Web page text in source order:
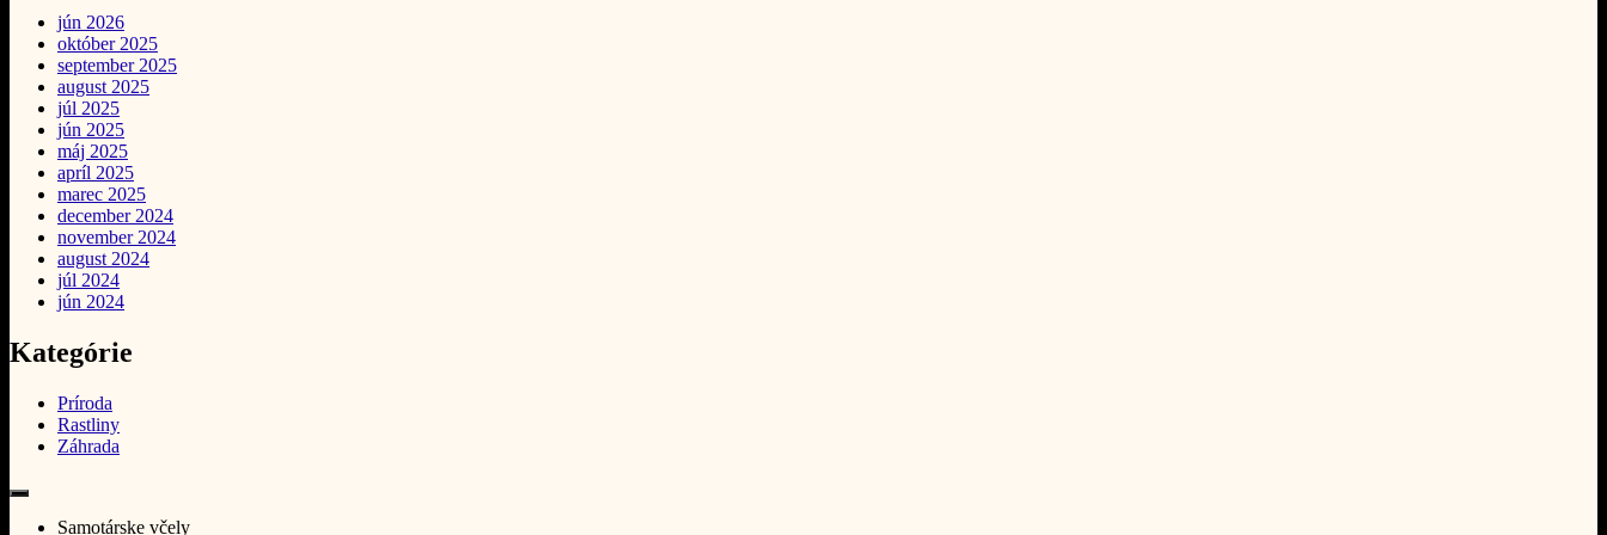
jún 2026
október 2025
september 2025
august 2025
júl 2025
jún 2025
máj 2025
apríl 2025
marec 2025
december 2024
november 2024
august 2024
júl 2024
jún 2024
Kategórie
Príroda
Rastliny
Záhrada
Samotárske včely